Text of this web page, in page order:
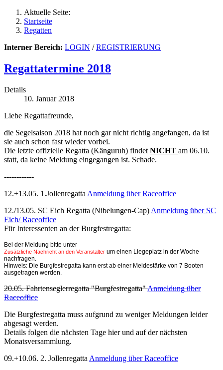
Aktuelle Seite:
Startseite
Regatten
Interner Bereich: LOGIN /REGISTRIERUNG
Regattatermine 2018
Details
10. Januar 2018
Liebe Regattafreunde,
die Segelsaison 2018 hat noch gar nicht richtig angefangen, da ist
sie auch schon fast wieder vorbei.
Die letzte offizielle Regatta (Känguruh) findet NICHT am 06.10.
statt, da keine Meldung eingegangen ist. Schade.
------------
12.+13.05. 1.Jollenregatta Anmeldung über Raceoffice
12./13.05. SC Eich Regatta (Nibelungen-Cap) Anmeldung über SC
Eich/ Raceoffice
Für Interessenten an der Burgfestregatta:
Bei der Meldung bitte unter
Zusätzliche Nachricht an den Veranstalter um einen Liegeplatz in der Woche
nachfragen.
Hinweis: Die Burgfestregatta kann erst ab einer Meldestärke von 7 Booten
ausgetragen werden.
20.05. Fahrtenseglerregatta "Burgfestregatta"Anmeldung über
Raceoffice
Die Burgfestregatta muss aufgrund zu weniger Meldungen leider
abgesagt werden.
Details folgen die nächsten Tage hier und auf der nächsten
Monatsversammlung.
09.+10.06. 2. Jollenregatta Anmeldung über Raceoffice